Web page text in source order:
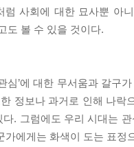
사회에 대한 묘사뿐 아
도 볼 수 있을 것이다.
심’에 대한 무서움과 갈
정보나 과거로 인해 나
. 그럼에도 우리 시대는
가에게는 화색이 도는 표정